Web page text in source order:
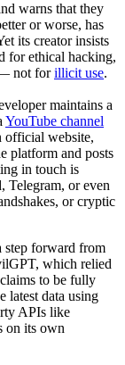
warns that they
or worse, has
its creator insists
for ethical hacking,
— not forillicit use.
maintains a
YouTube channel
official website,
platform and posts
in touch is
Telegram, or even
or cryptic
step forward from
which relied
to be fully
latest data using
APIs like
on its own